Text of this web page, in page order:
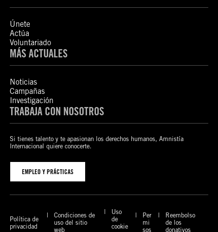
Únete
Actúa
Voluntariado
MÁS ACTUALES
Noticias
Campañas
Investigación
TRABAJA CON NOSOTROS
Si tienes talento y te apasionan los derechos humanos, Amnistía
Internacional quiere conocerte.
EMPLEO Y PRÁCTICAS
Política de
privacidad
Condiciones de
uso del sitio
web
Uso
de
cookie
Per
mi
sos
Reembolso
de los
donativos